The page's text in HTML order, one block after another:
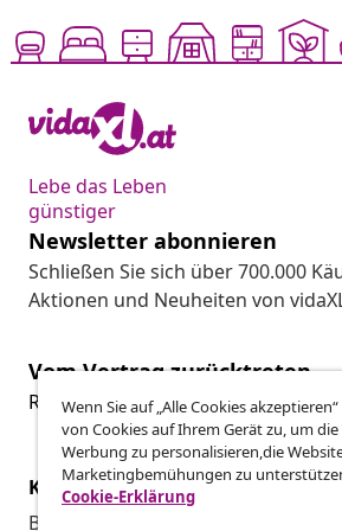
Lebe das Leben
günstiger
Newsletter abonnieren
Schließen Sie sich über 700.000
Aktionen und Neuheiten von
Vom Vertrag zurücktreten
Reiche einen Widerrufsantrag für
Kundenservice
Bestellung verfolgen
Wenn Sie auf „Alle Cookies
von Cookies auf Ihrem Gerät zu, um
Werbung zu personalisieren,die
Marketingbemühungen zu
Cookie-Erklärung